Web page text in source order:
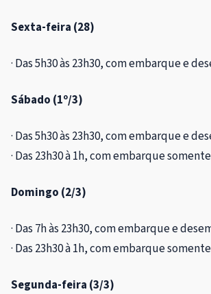
Sexta-feira (28)
· Das 5h30 às 23h30, com embarque e
Sábado (1º/3)
· Das 5h30 às 23h30, com embarque e
· ⁠Das 23h30 à 1h, com embarque
Domingo (2/3)
· Das 7h às 23h30, com embarque e
· ⁠Das 23h30 à 1h, com embarque
Segunda-feira (3/3)